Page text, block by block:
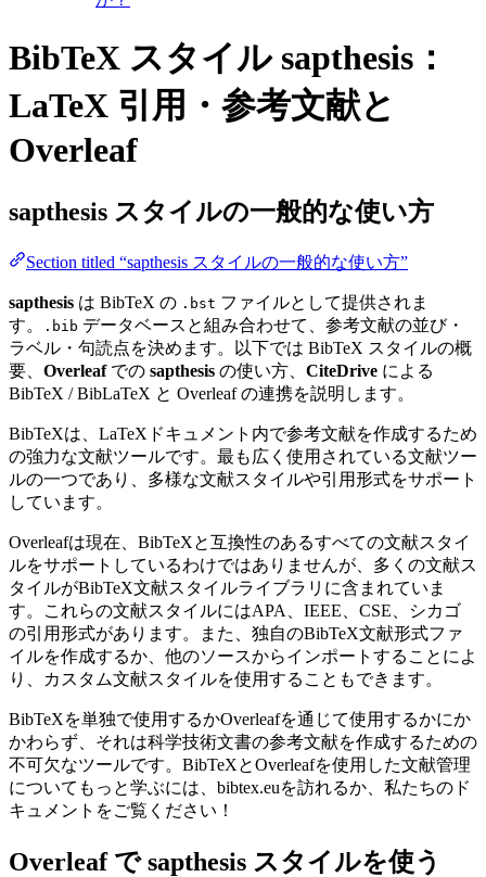
BibTeX スタイル sapthesis：
LaTeX 引用・参考文献と
Overleaf
sapthesis スタイルの一般的な使い方
Section titled “sapthesis スタイルの一般的な使い方”
sapthesis は BibTeX の .bst ファイルとして提供されま
す。
.bib データベースと組み合わせて、参考文献の並び・
ラベル・句読点を決めます。以下では BibTeX スタイルの概
要、 Overleafでの sapthesis の使い方、 CiteDrive による
BibTeX / BibLaTeX と Overleaf の連携を説明します。
BibTeXは、LaTeXドキュメント内で参考文献を作成するため
の強力な文献ツールです。最も広く使用されている文献ツー
ルの一つであり、多様な文献スタイルや引用形式をサポート
しています。
Overleafは現在、BibTeXと互換性のあるすべての文献スタイ
ルをサポートしているわけではありませんが、多くの文献ス
タイルがBibTeX文献スタイルライブラリに含まれていま
す。これらの文献スタイルにはAPA、IEEE、CSE、シカゴ
の引用形式があります。また、独自のBibTeX文献形式ファ
イルを作成するか、他のソースからインポートすることによ
り、カスタム文献スタイルを使用することもできます。
BibTeXを単独で使用するかOverleafを通じて使用するかにか
かわらず、それは科学技術文書の参考文献を作成するための
不可欠なツールです。BibTeXとOverleafを使用した文献管理
についてもっと学ぶには、bibtex.euを訪れるか、私たちのド
キュメントをご覧ください！
Overleaf でsapthesis スタイルを使う